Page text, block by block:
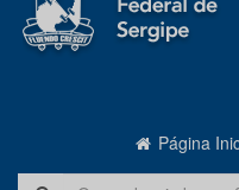
Página